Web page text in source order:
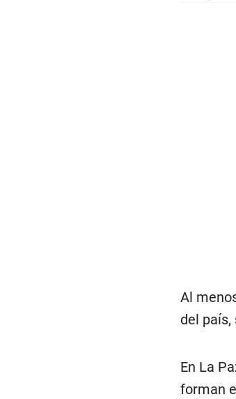
Al
del
En La
forman